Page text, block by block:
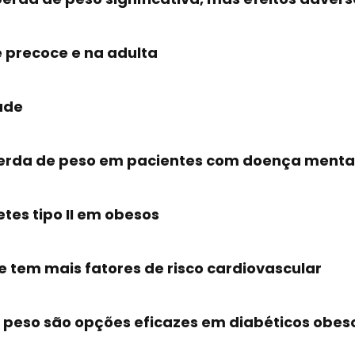
e na adulta
de peso em pacientes com doença
tipo II em obesos
tem mais fatores de risco cardiovascular
são opções eficazes em diabéticos